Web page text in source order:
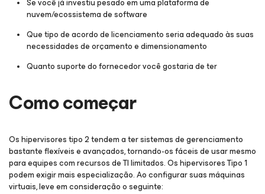
nuvem/ecossistema de software
Que tipo de acordo de licenciamento seria adequado às suas
necessidades de orçamento e dimensionamento
Quanto suporte do fornecedor você gostaria de ter
Como começar
Os hipervisores tipo 2 tendem a ter sistemas de gerenciamento
bastante flexíveis e avançados, tornando-os fáceis de usar mesmo
para equipes com recursos de TI limitados. Os hipervisores Tipo 1
podem exigir mais especialização. Ao configurar suas máquinas
virtuais, leve em consideração o seguinte: